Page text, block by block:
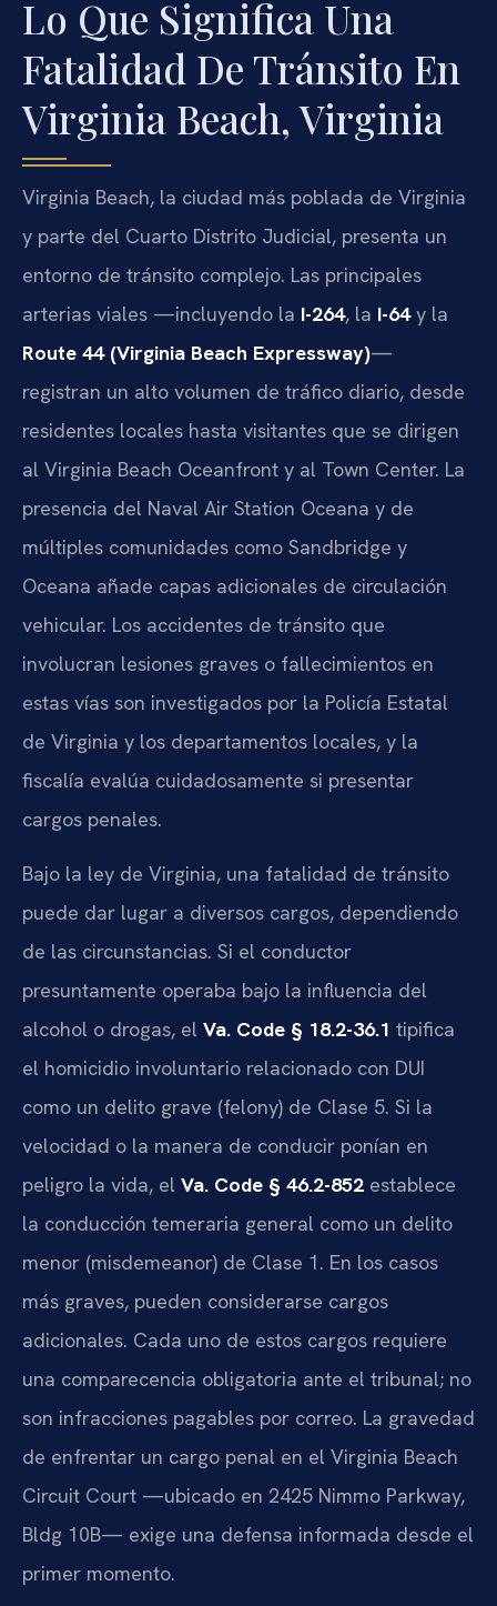
Lo Que Significa Una
Fatalidad De Tránsito En
Virginia Beach, Virginia
Virginia Beach, la ciudad más poblada de Virginia
y parte del Cuarto Distrito Judicial, presenta un
entorno de tránsito complejo. Las principales
arterias viales —incluyendo la I-264, la I-64y la
Route 44 (Virginia Beach Expressway)—
registran un alto volumen de tráfico diario, desde
residentes locales hasta visitantes que se dirigen
al Virginia Beach Oceanfront y al Town Center. La
presencia del Naval Air Station Oceana y de
múltiples comunidades como Sandbridge y
Oceana añade capas adicionales de circulación
vehicular. Los accidentes de tránsito que
involucran lesiones graves o fallecimientos en
estas vías son investigados por la Policía Estatal
de Virginia y los departamentos locales, y la
fiscalía evalúa cuidadosamente si presentar
cargos penales.
Bajo la ley de Virginia, una fatalidad de tránsito
puede dar lugar a diversos cargos, dependiendo
de las circunstancias. Si el conductor
presuntamente operaba bajo la influencia del
alcohol o drogas, el Va. Code § 18.2-36.1 tipifica
el homicidio involuntario relacionado con DUI
como un delito grave (felony) de Clase 5. Si la
velocidad o la manera de conducir ponían en
peligro la vida, el Va. Code § 46.2-852 establece
la conducción temeraria general como un delito
menor (misdemeanor) de Clase 1. En los casos
más graves, pueden considerarse cargos
adicionales. Cada uno de estos cargos requiere
una comparecencia obligatoria ante el tribunal; no
son infracciones pagables por correo. La gravedad
de enfrentar un cargo penal en el Virginia Beach
Circuit Court —ubicado en 2425 Nimmo Parkway,
Bldg 10B— exige una defensa informada desde el
primer momento.